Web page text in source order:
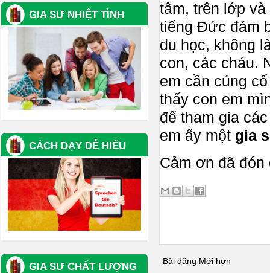
tâm, trên lớp
tiếng Đức đảm
du học, không
con, các cháu.
em cần củng
thấy con em
để tham gia
em ấy một gia
Cảm ơn đã đón
Bài đăng Mới hơn
GIA SƯ NHIỆT TÌNH
CÁCH DẠY DỄ HIỂU
GIA SƯ CHẤT LƯỢNG